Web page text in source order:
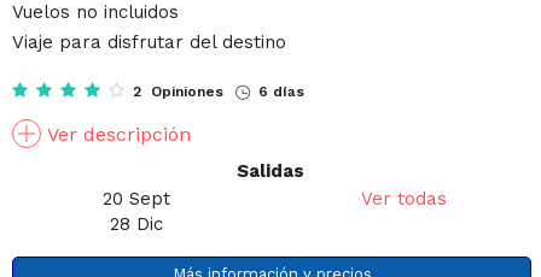
Vuelos no incluidos
Viaje para disfrutar del destino
2 Opiniones 6 días
Ver descripción
Salidas
20 Sept
28 Dic
Ver todas